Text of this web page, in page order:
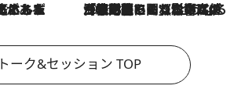
2026.8.3
「住宅建てられない…」「サーチャージ料の高値が続いている」ホルムズ海峡封鎖による影響はいつまで続く？《エネルギー専門家に聞く“どうなる日本の暮らし”》
トーク&セッション TOP